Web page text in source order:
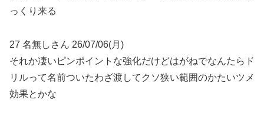
っくり来る
27 名無しさん 26/07/06(月)
それか凄いピンポイントな強化だけどはがねでなんたらド
リルって名前ついたわざ渡してクソ狭い範囲のかたいツメ
効果とかな